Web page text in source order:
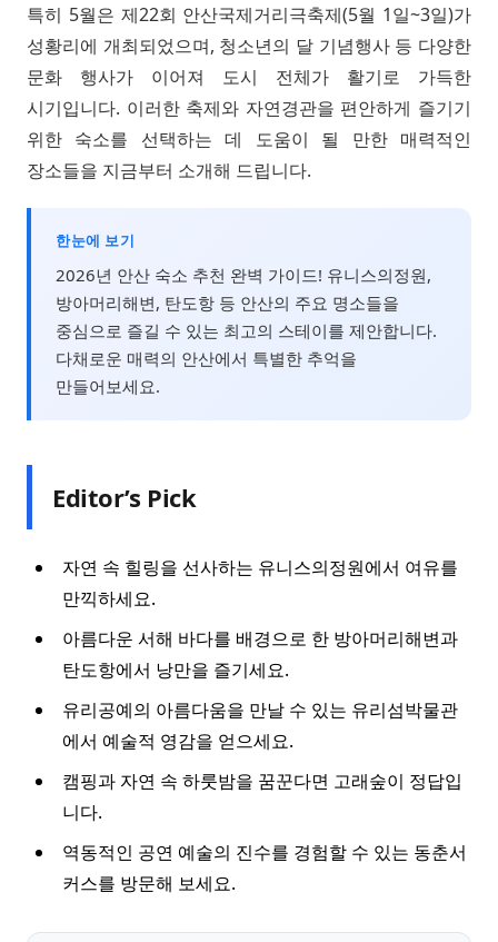
특히 5월은 제22회 안산국제거리극축제(5월 1일~3일)가
성황리에 개최되었으며, 청소년의 달 기념행사 등 다양한
문화 행사가 이어져 도시 전체가 활기로 가득한
시기입니다. 이러한 축제와 자연경관을 편안하게 즐기기
위한 숙소를 선택하는 데 도움이 될 만한 매력적인
장소들을 지금부터 소개해 드립니다.
한눈에 보기
2026년 안산 숙소 추천 완벽 가이드! 유니스의정원,
방아머리해변, 탄도항 등 안산의 주요 명소들을
중심으로 즐길 수 있는 최고의 스테이를 제안합니다.
다채로운 매력의 안산에서 특별한 추억을
만들어보세요.
Editor’s Pick
자연 속 힐링을 선사하는 유니스의정원에서 여유를
만끽하세요.
아름다운 서해 바다를 배경으로 한 방아머리해변과
탄도항에서 낭만을 즐기세요.
유리공예의 아름다움을 만날 수 있는 유리섬박물관
에서 예술적 영감을 얻으세요.
캠핑과 자연 속 하룻밤을 꿈꾼다면 고래숲이 정답입
니다.
역동적인 공연 예술의 진수를 경험할 수 있는 동춘서
커스를 방문해 보세요.